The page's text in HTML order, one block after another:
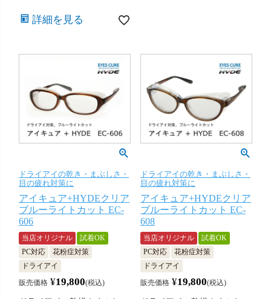
詳細を見る
ドライアイの乾き・まぶしさ・
目の疲れ対策に
アイキュア+HYDEクリア
ブルーライトカット EC-
606
当店オリジナル
試着OK
PC対応
花粉症対策
ドライアイ
販売価格 ¥19,800 税込
ドライアイの乾き・まぶしさ・
目の疲れ対策に
アイキュア+HYDEクリア
ブルーライトカット EC-
608
当店オリジナル
試着OK
PC対応
花粉症対策
ドライアイ
販売価格 ¥19,800 税込